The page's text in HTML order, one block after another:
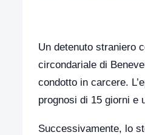
Un detenuto straniero
circondariale di
condotto in carcere.
prognosi di 15 giorni e
Successivamente, lo